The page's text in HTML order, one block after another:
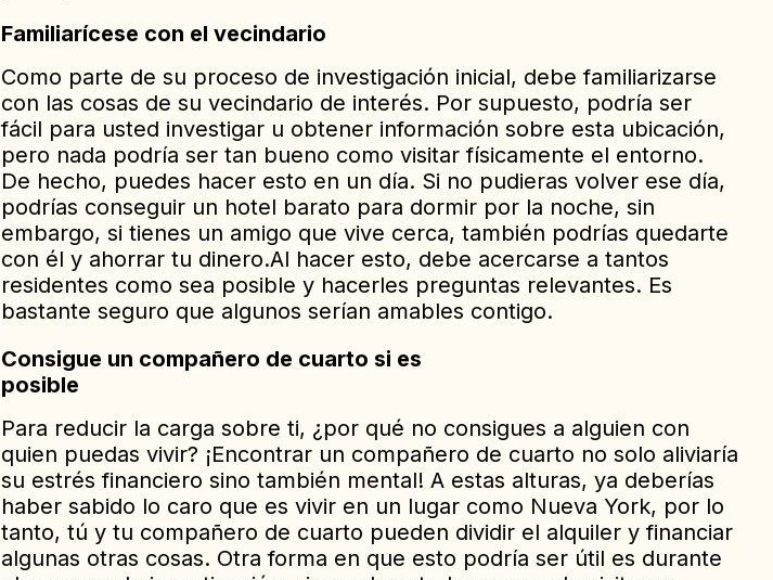
Familiarícese con el vecindario
Como parte de su proceso de investigación inicial, debe familiarizarse
con las cosas de su vecindario de interés. Por supuesto, podría ser
fácil para usted investigar u obtener información sobre esta ubicación,
pero nada podría ser tan bueno como visitar físicamente el entorno.
De hecho, puedes hacer esto en un día. Si no pudieras volver ese día,
podrías conseguir un hotel barato para dormir por la noche, sin
embargo, si tienes un amigo que vive cerca, también podrías quedarte
con él y ahorrar tu dinero.Al hacer esto, debe acercarse a tantos
residentes como sea posible y hacerles preguntas relevantes. Es
bastante seguro que algunos serían amables contigo.
Consigue un compañero de cuarto si es
posible
Para reducir la carga sobre ti, ¿por qué no consigues a alguien con
quien puedas vivir? ¡Encontrar un compañero de cuarto no solo aliviaría
su estrés financiero sino también mental! A estas alturas, ya deberías
haber sabido lo caro que es vivir en un lugar como Nueva York, por lo
tanto, tú y tu compañero de cuarto pueden dividir el alquiler y financiar
algunas otras cosas. Otra forma en que esto podría ser útil es durante